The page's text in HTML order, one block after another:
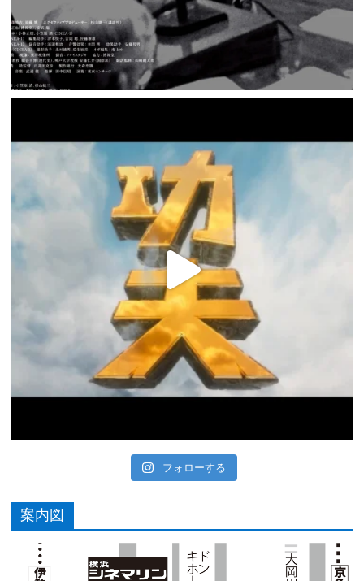
フォローする
案内図